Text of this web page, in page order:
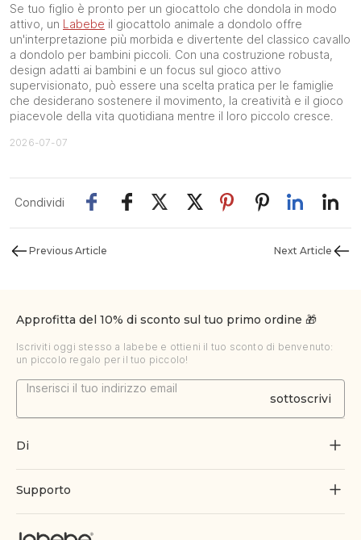
Se tuo figlio è pronto per un giocattolo che dondola in modo
attivo, un Labebe il giocattolo animale a dondolo offre
un'interpretazione più morbida e divertente del classico cavallo
a dondolo per bambini piccoli. Con una costruzione robusta,
design adatti ai bambini e un focus sul gioco attivo
supervisionato, può essere una scelta pratica per le famiglie
che desiderano sostenere il movimento, la creatività e il gioco
piacevole della vita quotidiana mentre il loro piccolo cresce.
2026-07-07
Condividi
Previous Article Next Article
Approfitta del 10% di sconto sul tuo primo ordine 🎁
Iscriviti oggi stesso a labebe e ottieni il tuo sconto di benvenuto:
un piccolo regalo per il tuo piccolo!
sottoscrivi
Di
Crescere attraverso il gioco
Supporto